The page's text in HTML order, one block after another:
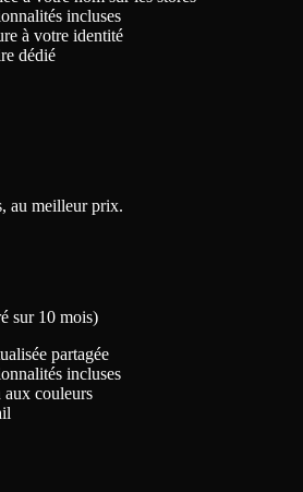
incluses
à votre identité
dédié
au meilleur prix.
sur 10 mois)
partagée
incluses
aux couleurs